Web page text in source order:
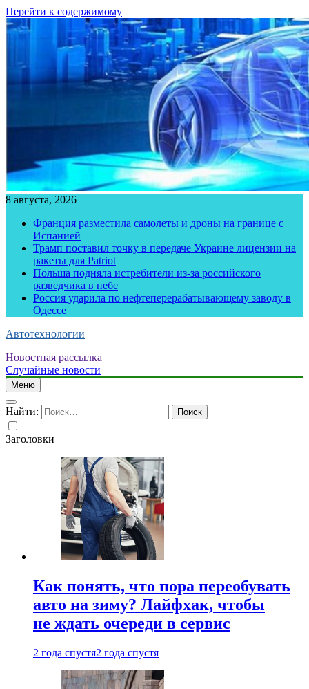
Перейти к содержимому
8 августа, 2026
Франция разместила самолеты и дроны на границе с
Испанией
Трамп поставил точку в передаче Украине лицензии на
ракеты для Patriot
Польша подняла истребители из-за российского
разведчика в небе
Россия ударила по нефтеперерабатывающему заводу в
Одессе
Автотехнологии
Новостная рассылка
Случайные новости
Меню
Найти:
Заголовки
Как понять, что пора переобувать
авто на зиму? Лайфхак, чтобы
не ждать очереди в сервис
2 года спустя2 года спустя